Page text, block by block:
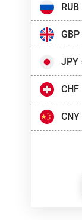
RUB
GBP
JPY
CHF
CNY